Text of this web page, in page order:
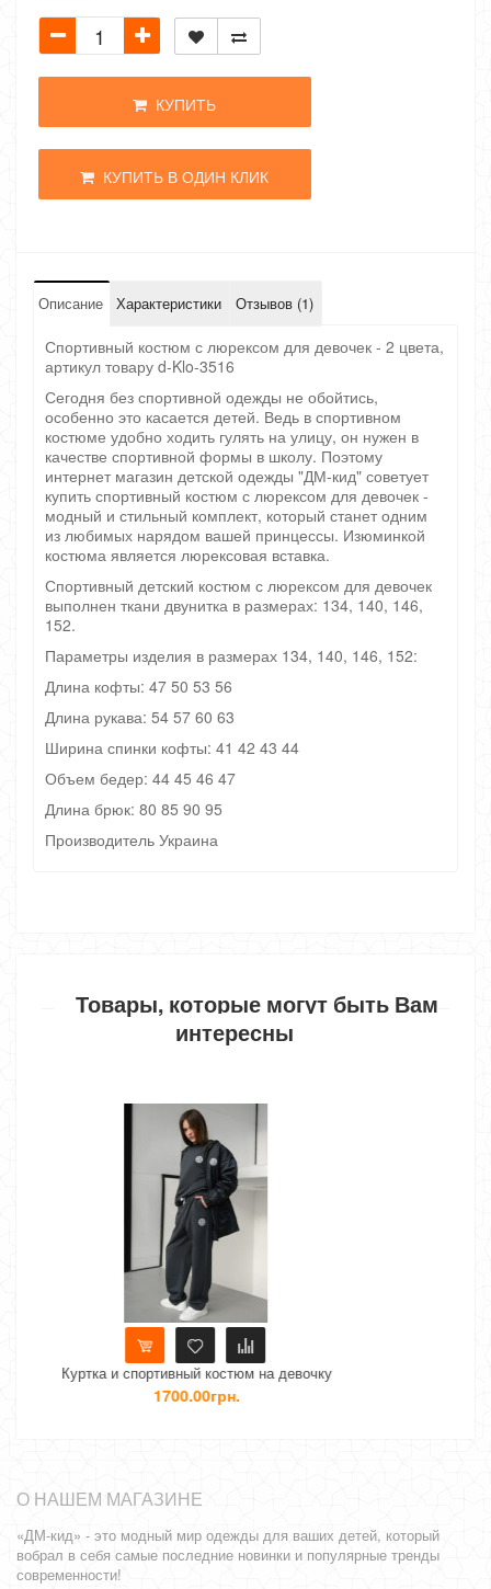
КУПИТЬ
КУПИТЬ В ОДИН КЛИК
Описание Характеристики Отзывов (1)
Спортивный костюм с люрексом для девочек - 2 цвета,
артикул товару d-Klo-3516
Сегодня без спортивной одежды не обойтись,
особенно это касается детей. Ведь в спортивном
костюме удобно ходить гулять на улицу, он нужен в
качестве спортивной формы в школу. Поэтому
интернет магазин детской одежды "ДМ-кид" советует
купить спортивный костюм с люрексом для девочек -
модный и стильный комплект, который станет одним
из любимых нарядом вашей принцессы. Изюминкой
костюма является люрексовая вставка.
Спортивный детский костюм с люрексом для девочек
выполнен ткани двунитка в размерах: 134, 140, 146,
152.
Параметры изделия в размерах 134, 140, 146, 152:
Длина кофты: 47 50 53 56
Длина рукава: 54 57 60 63
Ширина спинки кофты: 41 42 43 44
Объем бедер: 44 45 46 47
Длина брюк: 80 85 90 95
Производитель Украина
Товары, которые могут быть Вам
интересны
девочку Спортивный костюм с рубашкой на
О НАШЕМ МАГАЗИНЕ
«ДМ-кид» - это модный мир одежды для ваших детей, который
вобрал в себя самые последние новинки и популярные тренды
современности!